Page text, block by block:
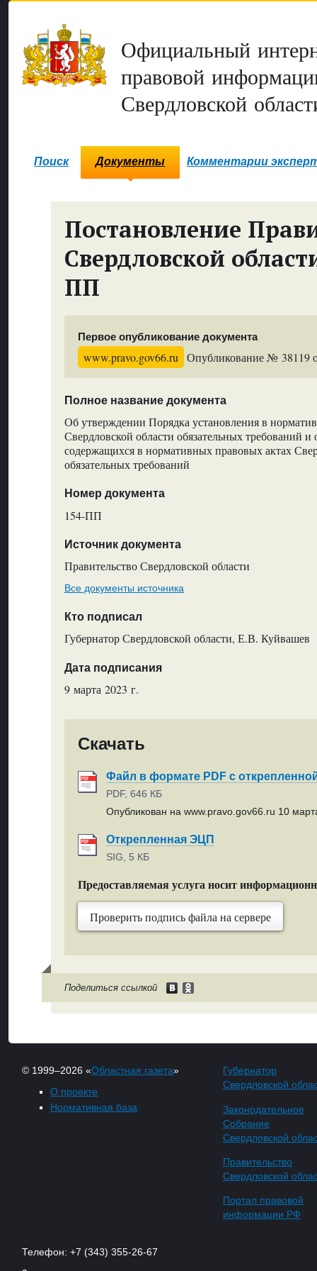
Официальный
правовой
Свердловской
Поиск Документы Комментарии
Постановление
Свердловской
ПП
Первое опубликование документа
www.pravo.gov66.ru Опубликование № 38119
Полное название документа
Об утверждении Порядка установления в
Свердловской области обязательных требований
содержащихся в нормативных правовых актах
обязательных требований
Номер документа
154-ПП
Источник документа
Правительство Свердловской области
Все документы источника
Кто подписал
Губернатор Свердловской области, Е.В. Куйвашев
Дата подписания
9 марта 2023 г.
Скачать
Файл в формате PDF с
PDF, 646 КБ
Опубликован на www.pravo.gov66.ru 10
Открепленная ЭЦП
SIG, 5 КБ
Предоставляемая услуга носит
Проверить подпись файла на сервере
Поделиться ссылкой
© 1999–2026 «Областная газета»
О проекте
Нормативная база
Губернатор
Свердловской
Законодательное
Собрание
Свердловской
Правительство
Свердловской
Портал правовой
информации РФ
Телефон: +7 (343) 355-26-67